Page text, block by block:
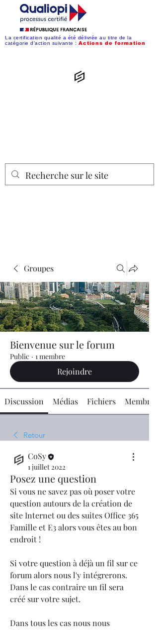
La certification qualité a été délivrée au titre de la
catégorie d'action suivante : Actions de formation
Groupes
Bienvenue sur le forum
Public · 1 membre
Rejoindre
Discussion Médias Fichiers Membres
Retour
CoSy
1 juillet 2022
Posez une question
Si vous ne savez pas où poser votre
question autours de la création de
site Internet ou des suites Office 365
Famille et E3 alors vous êtes au bon
endroit !
Si votre question à déjà un fil sur ce
forum alors nous l'y intégrerons.
Dans le cas contraire un fil sera
créé sur votre sujet.
Dans tous les cas nous nous